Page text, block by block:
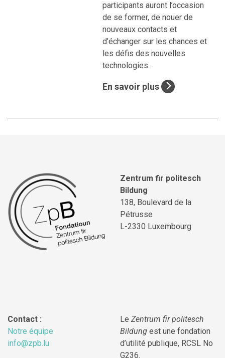
participants auront l’occasion
de se former, de nouer de
nouveaux contacts et
d’échanger sur les chances et
les défis des nouvelles
technologies.
En savoir plus
Zentrum fir politesch
Bildung
138, Boulevard de la
Pétrusse
L-2330 Luxembourg
Contact :
Notre équipe
info@zpb.lu
Le Zentrum fir politesch
Bildung est une fondation
d’utilité publique, RCSL No
G236.